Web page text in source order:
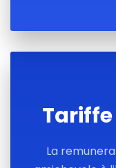
La